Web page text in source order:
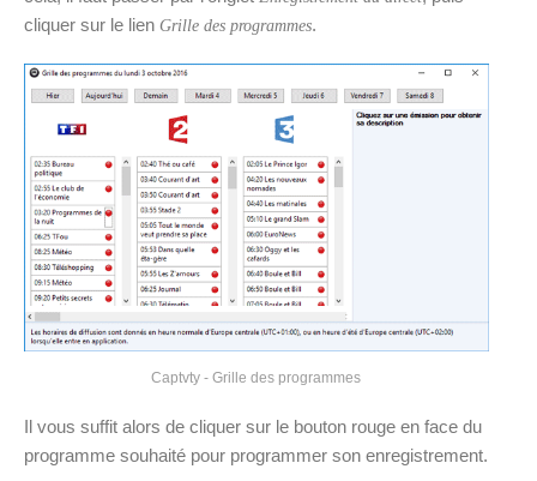
cliquer sur le lien Grille des programmes.
Captvty - Grille des programmes
Il vous suffit alors de cliquer sur le bouton rouge en face du
programme souhaité pour programmer son enregistrement.